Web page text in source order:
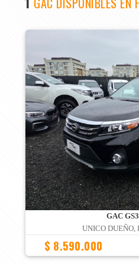
GAC GS3
UNICO DUEÑO,
$ 8.590.000